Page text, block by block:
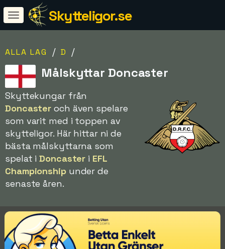
Skytteligor.se
ALLA LAG / D /
Målskyttar Doncaster
Skyttekungar från
Doncaster och även spelare
som varit med i toppen av
skytteligor. Här hittar ni de
bästa målskyttarna som
spelat iDoncaster i EFL
Championshipunder de
senaste åren.